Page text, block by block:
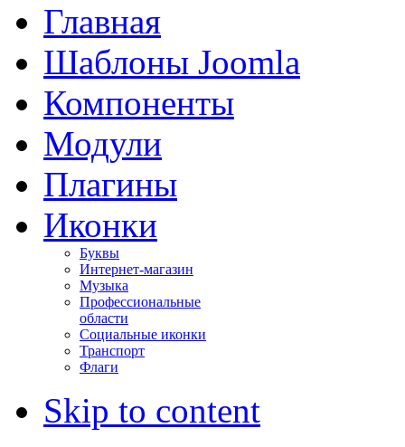
Главная
Шаблоны Joomla
Компоненты
Модули
Плагины
Иконки
Буквы
Интернет-магазин
Музыка
Профессиональные
области
Социальные иконки
Транспорт
Флаги
Skip to content